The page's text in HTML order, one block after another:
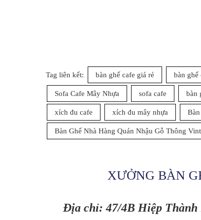
Tag liên kết: bàn ghế cafe giá rẻ bàn ghế
Sofa Cafe Mây Nhựa sofa cafe bàn
xích đu cafe xích đu mây nhựa
Bàn Ghế Nhà Hàng Quán Nhậu Gỗ Thông
XƯỞNG BÀN
Địa chỉ: 47/4B Hiệp Thành